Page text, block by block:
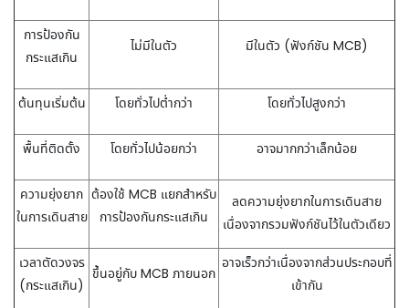
การป้องกัน
กระแสเกิน
ไม่มีในตัว มีในตัว (ฟังก์ชัน MCB)
ต้นทุนเริ่มต้น โดยทั่วไปต่ำกว่า โดยทั่วไปสูงกว่า
พื้นที่ติดตั้ง โดยทั่วไปน้อยกว่า อาจมากกว่าเล็กน้อย
ความยุ่งยาก
ในการเดินสาย
ต้องใช้ MCB แยกสำหรับ
การป้องกันกระแสเกิน
ลดความยุ่งยากในการเดินสาย
เนื่องจากรวมฟังก์ชันไว้ในตัวเดียว
เวลาตัดวงจร
(กระแสเกิน)
ขึ้นอยู่กับ MCB ภายนอก
อาจเร็วกว่าเนื่องจากส่วนประกอบที่
เข้ากัน